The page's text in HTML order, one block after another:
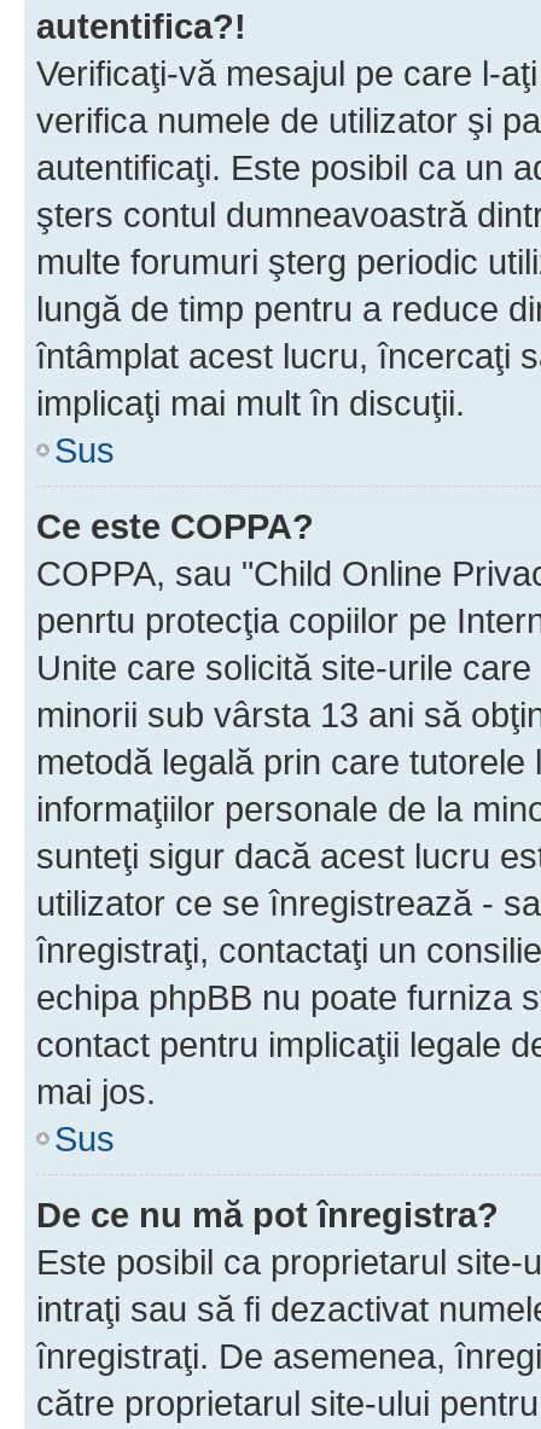
autentifica?!
Verificaţi-vă mesajul pe care l-
verifica numele de utilizator şi
autentificaţi. Este posibil ca un
şters contul dumneavoastră
multe forumuri şterg periodic
lungă de timp pentru a reduce
întâmplat acest lucru, încercaţi
implicaţi mai mult în discuţii.
Sus
Ce este COPPA?
COPPA, sau "Child Online
penrtu protecţia copiilor pe
Unite care solicită site-urile
minorii sub vârsta 13 ani să
metodă legală prin care
informaţiilor personale de la
sunteţi sigur dacă acest lucru
utilizator ce se înregistrează -
înregistraţi, contactaţi un
echipa phpBB nu poate furniza
contact pentru implicaţii legale
mai jos.
Sus
De ce nu mă pot înregistra?
Este posibil ca proprietarul
intraţi sau să fi dezactivat
înregistraţi. De asemenea,
către proprietarul site-ului